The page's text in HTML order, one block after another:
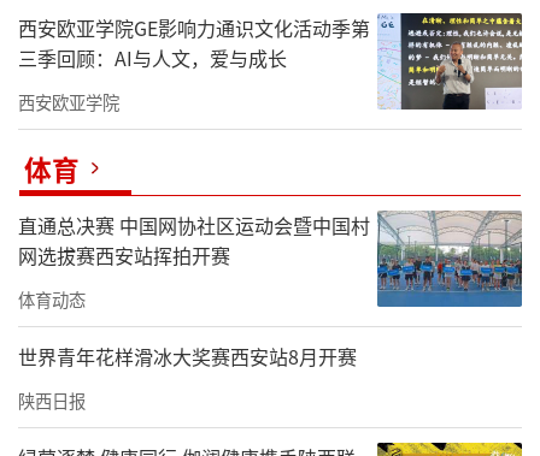
西安欧亚学院GE影响力通识文化活动季第
三季回顾：AI与人文，爱与成长
西安欧亚学院
体育
直通总决赛 中国网协社区运动会暨中国村
网选拔赛西安站挥拍开赛
体育动态
世界青年花样滑冰大奖赛西安站8月开赛
陕西日报